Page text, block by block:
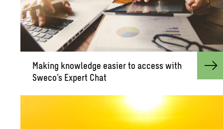
Mak­ing knowl­edge eas­ier to ac­cess with
Sweco’s Ex­pert Chat